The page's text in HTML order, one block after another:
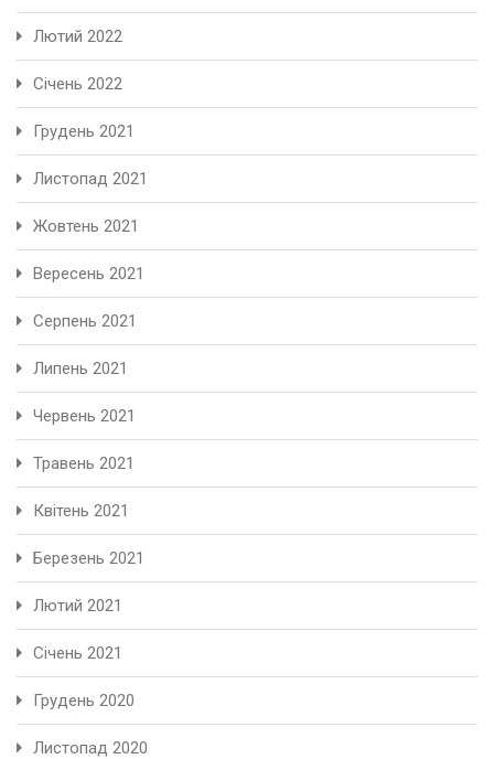
Лютий 2022
Січень 2022
Грудень 2021
Листопад 2021
Жовтень 2021
Вересень 2021
Серпень 2021
Липень 2021
Червень 2021
Травень 2021
Квітень 2021
Березень 2021
Лютий 2021
Січень 2021
Грудень 2020
Листопад 2020